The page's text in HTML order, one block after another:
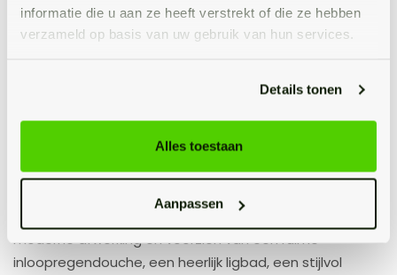
informatie die u aan ze heeft verstrekt of die ze hebben
verzameld op basis van uw gebruik van hun services.
Details tonen
Alles toestaan
Aanpassen
Mooi afgewerkt, licht en netjes is de overige, kleinere
slaapkamer op deze verdieping overigens ook, die je
jij deze nodig voor een tweede kleine, of ga jij hier een
Aan de voorzijde ontdek je tevens de badkamer.
Correctie: de waanzinnig luxe badkamer (uit 2023), die
zo uit een woonblad lijkt te komen. Gestyled in een
moderne afwerking en voorzien van een ruime
inloopregendouche, een heerlijk ligbad, een stijlvol